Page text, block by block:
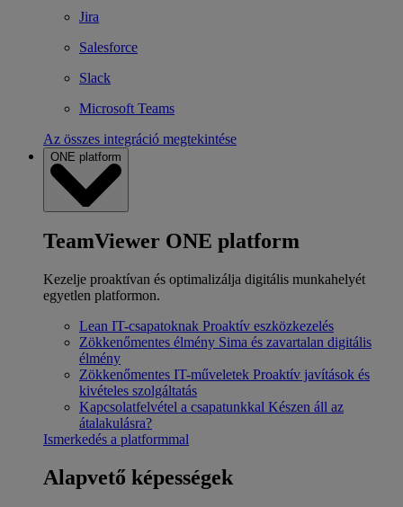
Jira
Salesforce
Slack
Microsoft Teams
Az összes integráció megtekintése
ONE platform
TeamViewer ONE platform
Kezelje proaktívan és optimalizálja digitális munkahelyét
egyetlen platformon.
Lean IT-csapatoknak Proaktív eszközkezelés
Zökkenőmentes élmény Sima és zavartalan digitális
élmény
Zökkenőmentes IT-műveletek Proaktív javítások és
kivételes szolgáltatás
Kapcsolatfelvétel a csapatunkkal Készen áll az
átalakulásra?
Ismerkedés a platformmal
Alapvető képességek